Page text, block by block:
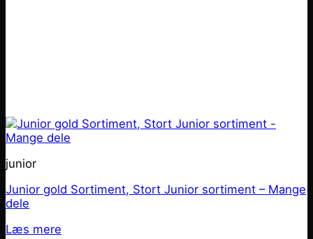
junior
Junior gold Sortiment, Stort Junior sortiment – Mange
dele
Læs mere